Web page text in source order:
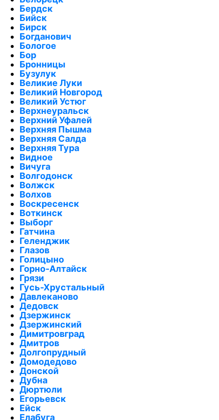
Бердск
Бийск
Бирск
Богданович
Бологое
Бор
Бронницы
Бузулук
Великие Луки
Великий Новгород
Великий Устюг
Верхнеуральск
Верхний Уфалей
Верхняя Пышма
Верхняя Салда
Верхняя Тура
Видное
Вичуга
Волгодонск
Волжск
Волхов
Воскресенск
Воткинск
Выборг
Гатчина
Геленджик
Глазов
Голицыно
Горно-Алтайск
Грязи
Гусь-Хрустальный
Давлеканово
Дедовск
Дзержинск
Дзержинский
Димитровград
Дмитров
Долгопрудный
Домодедово
Донской
Дубна
Дюртюли
Егорьевск
Ейск
Елабуга